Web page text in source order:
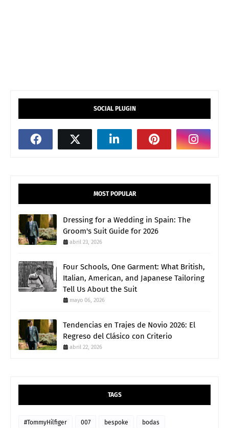
SOCIAL PLUGIN
MOST POPULAR
Dressing for a Wedding in Spain: The
Groom's Suit Guide for 2026
abril 23, 2026
Four Schools, One Garment: What British,
Italian, American, and Japanese Tailoring
Tell Us About the Suit
mayo 06, 2026
Tendencias en Trajes de Novio 2026: El
Regreso del Clásico con Criterio
abril 22, 2026
TAGS
#TommyHilfiger 007 bespoke bodas